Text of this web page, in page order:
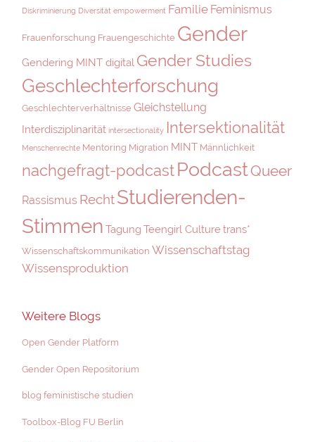
Diskriminierung Diversität empowerment Familie Feminismus
Frauenforschung Frauengeschichte Gender
Gendering MINT digital Gender Studies
Geschlechterforschung
Geschlechterverhältnisse Gleichstellung
Interdisziplinarität intersectionality Intersektionalität
Menschenrechte Mentoring Migration MINT Männlichkeit
nachgefragt-podcastPodcastQueer
Rassismus RechtStudierenden-
Stimmen Tagung Teengirl Culturetrans*
Wissenschaftskommunikation Wissenschaftstag
Wissensproduktion
Weitere Blogs
Open Gender Platform
Gender Open Repositorium
blog feministische studien
Toolbox-Blog FU Berlin